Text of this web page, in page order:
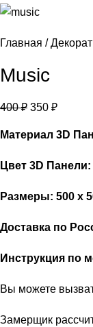
Главная
Music
400₽ 350 ₽
Материал 3D
Цвет 3D Панели:
Размеры: 500 х
Доставка по
Инструкция по
Вы можете
Замерщик